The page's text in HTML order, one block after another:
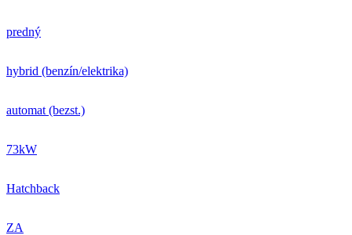
predný
hybrid (benzín/elektrika)
automat (bezst.)
73kW
Hatchback
ZA